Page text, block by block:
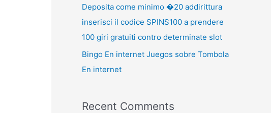
Deposita come minimo �20 addirittura
inserisci il codice SPINS100 a prendere
100 giri gratuiti contro determinate slot
Bingo En internet Juegos sobre Tombola
En internet
Recent Comments